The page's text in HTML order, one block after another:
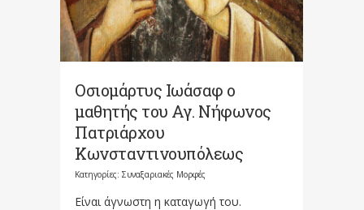
Οσιομάρτυς Ιωάσαφ ο
μαθητής του Αγ. Νήφωνος
Πατριάρχου
Κωνσταντινουπόλεως
Κατηγορίες: Συναξαριακές Μορφές
Είναι άγνωστη η καταγωγή του.